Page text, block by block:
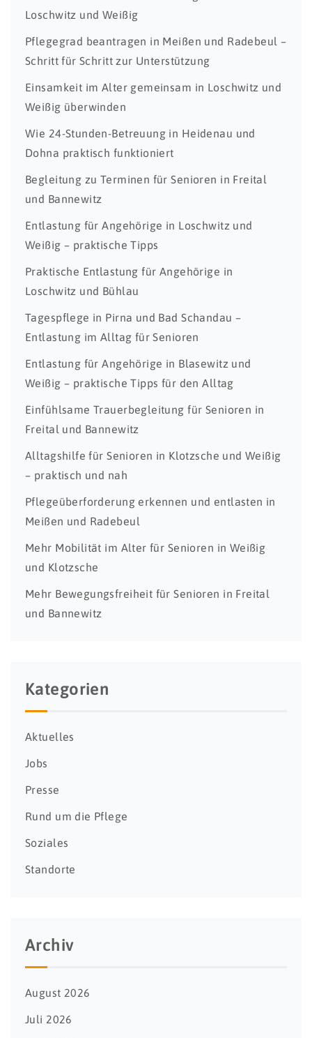
Loschwitz und Weißig
Pflegegrad beantragen in Meißen und Radebeul –
Schritt für Schritt zur Unterstützung
Einsamkeit im Alter gemeinsam in Loschwitz und
Weißig überwinden
Wie 24-Stunden-Betreuung in Heidenau und
Dohna praktisch funktioniert
Begleitung zu Terminen für Senioren in Freital
und Bannewitz
Entlastung für Angehörige in Loschwitz und
Weißig – praktische Tipps
Praktische Entlastung für Angehörige in
Loschwitz und Bühlau
Tagespflege in Pirna und Bad Schandau –
Entlastung im Alltag für Senioren
Entlastung für Angehörige in Blasewitz und
Weißig – praktische Tipps für den Alltag
Einfühlsame Trauerbegleitung für Senioren in
Freital und Bannewitz
Alltagshilfe für Senioren in Klotzsche und Weißig
– praktisch und nah
Pflegeüberforderung erkennen und entlasten in
Meißen und Radebeul
Mehr Mobilität im Alter für Senioren in Weißig
und Klotzsche
Mehr Bewegungsfreiheit für Senioren in Freital
und Bannewitz
Kategorien
Aktuelles
Jobs
Presse
Rund um die Pflege
Soziales
Standorte
Archiv
August 2026
Juli 2026